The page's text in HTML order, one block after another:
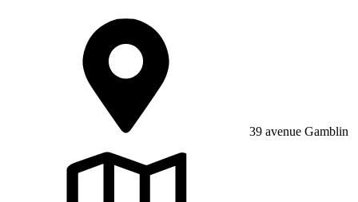
39 avenue Gamblin